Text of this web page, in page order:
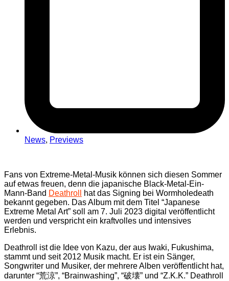
News, Previews
Fans von Extreme-Metal-Musik können sich diesen Sommer
auf etwas freuen, denn die japanische Black-Metal-Ein-
Mann-Band Deathroll
hat das Signing bei Wormholedeath
bekannt gegeben. Das Album mit dem Titel “Japanese
Extreme Metal Art” soll am 7. Juli 2023 digital veröffentlicht
werden und verspricht ein kraftvolles und intensives
Erlebnis.
Deathroll ist die Idee von Kazu, der aus Iwaki, Fukushima,
stammt und seit 2012 Musik macht. Er ist ein Sänger,
Songwriter und Musiker, der mehrere Alben veröffentlicht hat,
darunter “荒涼”, “Brainwashing”, “破壊” und “Z.K.K.” Deathroll